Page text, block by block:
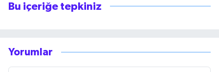
Bu içeriğe tepkiniz
Yorumlar